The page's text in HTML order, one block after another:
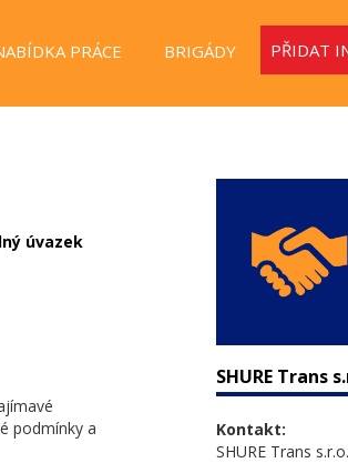
PRÁCE BRIGÁDY PŘIDAT
úvazek
podmínky a
SHURE Trans
Kontakt:
SHURE Trans s.r.o.